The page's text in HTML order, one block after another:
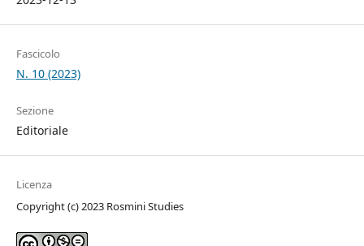
Fascicolo
N. 10 (2023)
Sezione
Editoriale
Licenza
Copyright (c) 2023 Rosmini Studies